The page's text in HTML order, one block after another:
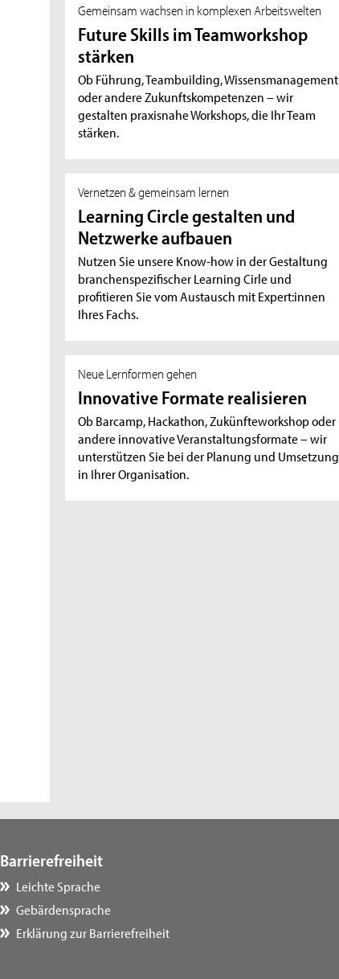
Gemeinsam wachsen in komplexen Arbeitswelten
Future Skills im Teamworkshop
stärken
Ob Führung, Teambuilding, Wissensmanagement
oder andere Zukunftskompetenzen – wir
gestalten praxisnahe Workshops, die Ihr Team
stärken.
Vernetzen & gemeinsam lernen
Learning Circle gestalten und
Netzwerke aufbauen
Nutzen Sie unsere Know-how in der Gestaltung
branchenspezifischer Learning Cirle und
profitieren Sie vom Austausch mit Expert:innen
Ihres Fachs.
Neue Lernformen gehen
Innovative Formate realisieren
Ob Barcamp, Hackathon, Zukünfteworkshop oder
andere innovative Veranstaltungsformate – wir
unterstützen Sie bei der Planung und Umsetzung
in Ihrer Organisation.
Barrierefreiheit
Leichte Sprache
Gebärdensprache
Erklärung zur Barrierefreiheit